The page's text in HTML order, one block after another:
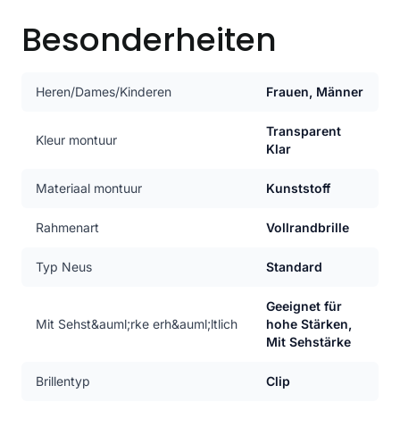
Besonderheiten
Heren/Dames/Kinderen Frauen, Männer
Kleur montuur
Transparent
Klar
Materiaal montuur Kunststoff
Rahmenart Vollrandbrille
Typ Neus Standard
Mit Sehst&auml;rke erh&auml;ltlich
Geeignet für
hohe Stärken,
Mit Sehstärke
Brillentyp Clip